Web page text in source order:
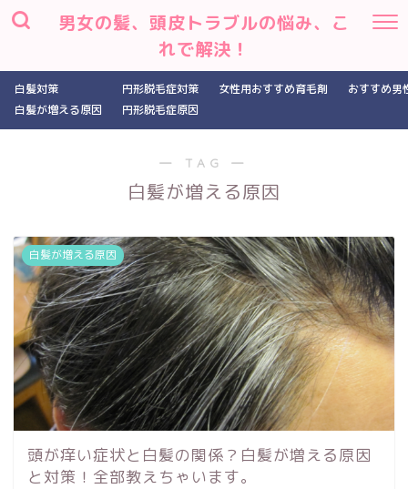
男女の髪、頭皮トラブルの悩み、こ
れで解決！
白髪対策
白髪が増える原因
円形脱毛症対策
円形脱毛症原因
女性用おすすめ育毛剤 おすすめ男
― TAG ―
白髪が増える原因
白髪が増える原因
頭が痒い症状と白髪の関係？白髪が増える原因
と対策！全部教えちゃいます。